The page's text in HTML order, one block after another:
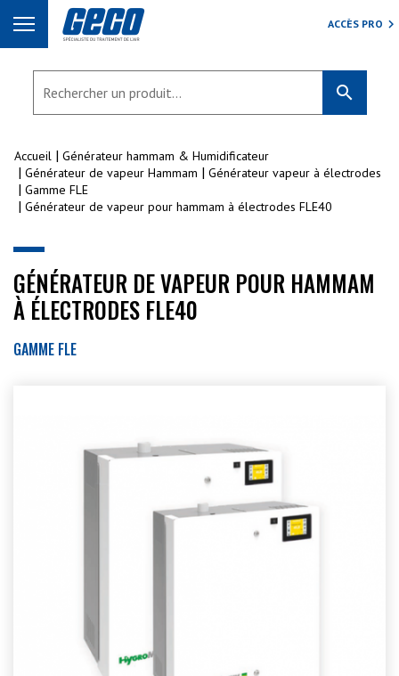
ACCÈS PRO
search
Accueil
Générateur hammam & Humidificateur
Générateur de vapeur Hammam
Générateur vapeur à électrodes
Gamme FLE
Générateur de vapeur pour hammam à électrodes FLE40
GÉNÉRATEUR DE VAPEUR POUR HAMMAM
À ÉLECTRODES FLE40
GAMME FLE